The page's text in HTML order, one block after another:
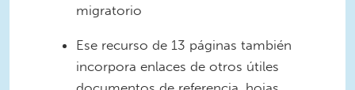
migratorio
Ese recurso de 13 páginas también
incorpora enlaces de otros útiles